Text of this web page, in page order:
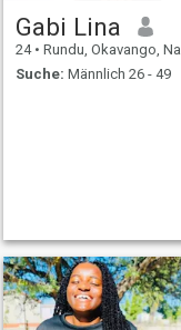
Gabi Lina
24 • Rundu, Okavango, Namibia
Suche: Männlich 26 - 49